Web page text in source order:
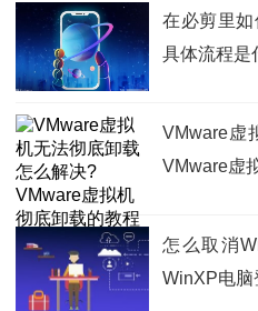
在必剪里
具体流程是
VMware虚
VMware虚
怎么取消
WinXP电脑